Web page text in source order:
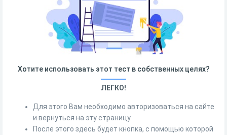
Хотите использовать этот тест в собственных целях?
ЛЕГКО!
Для этого Вам необходимо авторизоваться на сайте
и вернуться на эту страницу.
После этого здесь будет кнопка, с помощью которой